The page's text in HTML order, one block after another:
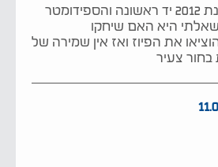
ברצוני לקנות גוק שנת 2012 יד ראשונה והספידומטר
ק״מ , שאלתי היא האם שיחקו
את הפיוז ואז אין שמירה של
צעיר